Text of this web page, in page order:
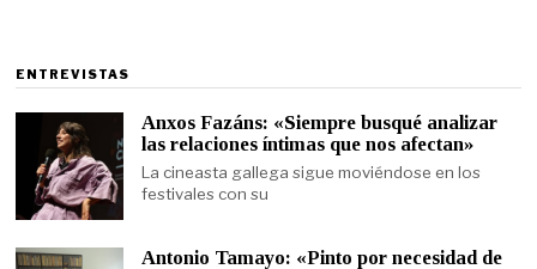
ENTREVISTAS
Anxos Fazáns: «Siempre busqué analizar
las relaciones íntimas que nos afectan»
La cineasta gallega sigue moviéndose en los
festivales con su
Antonio Tamayo: «Pinto por necesidad de